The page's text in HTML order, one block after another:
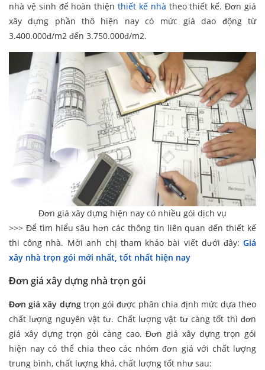
nhà vệ sinh để hoàn thiệnthiết kế nhà theo thiết kế. Đơn giá
xây dựng phần thô hiện nay có mức giá dao động từ
3.400.000đ/m2 đến 3.750.000đ/m2.
Đơn giá xây dựng hiện nay có nhiều gói dịch vụ
>>> Để tìm hiểu sâu hơn các thông tin liên quan đến thiết kế
thi công nhà. Mời anh chị tham khảo bài viết dưới đây: Giá
xây nhà trọn gói mới nhất, tốt nhất hiện nay
Đơn giá xây dựng nhà trọn gói
Đơn giá xây dựngtrọn gói được phân chia định mức dựa theo
chất lượng nguyên vật tư. Chất lượng vật tư càng tốt thì đơn
giá xây dựng trọn gói càng cao. Đơn giá xây dựng trọn gói
hiện nay có thể chia theo các nhóm đơn giá với chất lượng
trung bình, chất lượng khá, chất lượng tốt như sau: